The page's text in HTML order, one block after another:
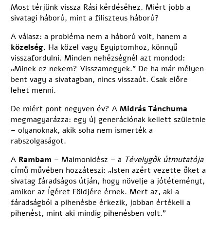
Most térjünk vissza Rási kérdéséhez. Miért jobb a
sivatagi háború, mint a filiszteus háború?
A válasz: a probléma nem a háború volt, hanem a
közelség. Ha közel vagy Egyiptomhoz, könnyű
visszafordulni. Minden nehézségnél azt mondod:
„Minek ez nekem? Visszamegyek.” De ha már mélyen
bent vagy a sivatagban, nincs visszaút. Csak előre
lehet menni.
De miért pont negyven év? AMidrás Tánchuma
megmagyarázza: egy új generációnak kellett születnie
– olyanoknak, akik soha nem ismerték a
rabszolgaságot.
A Rambam – Maimonidész – a Tévelygők útmutatója
című művében hozzáteszi: „Isten azért vezette őket a
sivatag fáradságos útján, hogy növelje a jótéteményt,
amikor az Ígéret Földjére érnek. Mert az, aki a
fáradságból a pihenésbe érkezik, jobban értékeli a
pihenést, mint aki mindig pihenésben volt.”